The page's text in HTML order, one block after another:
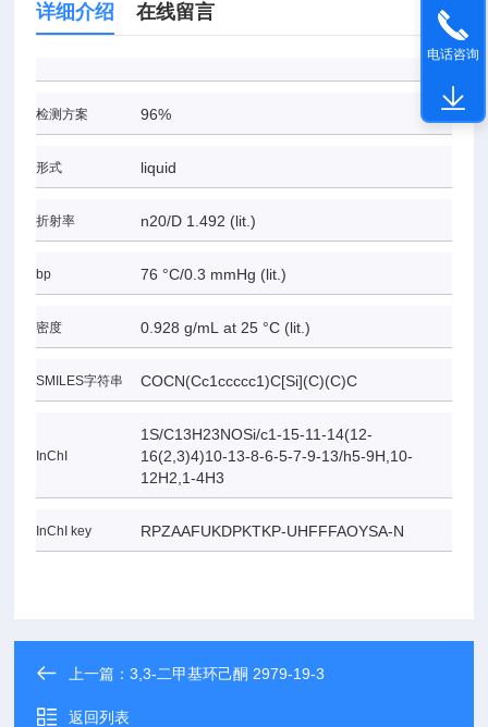
详细介绍 在线留言
检测方案 96%
形式 liquid
折射率 n20/D 1.492 (lit.)
bp 76 °C/0.3 mmHg (lit.)
密度 0.928 g/mL at 25 °C (lit.)
SMILES字符串 COCN(Cc1ccccc1)C[Si](C)(C)C
InChI
1S/C13H23NOSi/c1-15-11-14(12-
16(2,3)4)10-13-8-6-5-7-9-13/h5-9H,10-
12H2,1-4H3
InChI key RPZAAFUKDPKTKP-UHFFFAOYSA-N
上一篇：3,3-二甲基环己酮 2979-19-3
返回列表
电话咨询